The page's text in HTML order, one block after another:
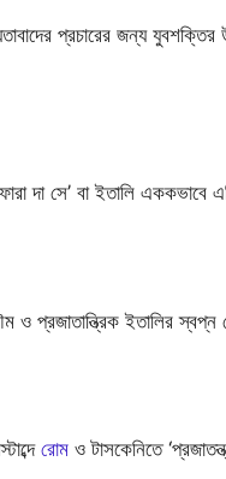
প্রচারের জন্য যুবশক্তির
দা সে’ বা ইতালি এককভাবে
ও প্রজাতান্ত্রিক ইতালির
রোম ও টাসকেনিতে